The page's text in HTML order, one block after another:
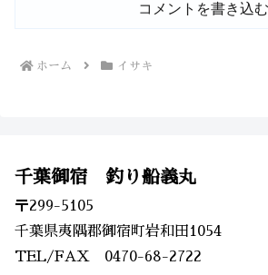
コメントを書き込む
ホーム イサキ
千葉御宿 釣り船義丸
〒299-5105
千葉県夷隅郡御宿町岩和田1054
TEL/FAX 0470-68-2722